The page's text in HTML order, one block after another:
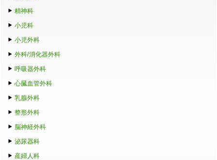
精神科
小児科
小児外科
外科/消化器外科
呼吸器外科
心臓血管外科
乳腺外科
整形外科
脳神経外科
泌尿器科
産婦人科